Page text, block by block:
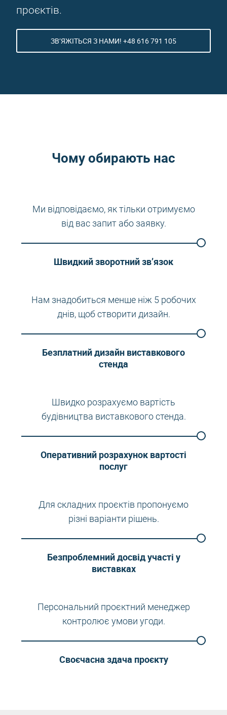
проєктів.
ЗВ’ЯЖІТЬСЯ З НАМИ! +48 616 791 105
Чому обирають нас
Ми відповідаємо, як тільки отримуємо
від вас запит або заявку.
Швидкий зворотний зв’язок
Нам знадобиться менше ніж 5 робочих
днів, щоб створити дизайн.
Безплатний дизайн виставкового
стенда
Швидко розрахуємо вартість
будівництва виставкового стенда.
Оперативний розрахунок вартості
послуг
Для складних проєктів пропонуємо
різні варіанти рішень.
Безпроблемний досвід участі у
виставках
Персональний проєктний менеджер
контролює умови угоди.
Своєчасна здача проєкту